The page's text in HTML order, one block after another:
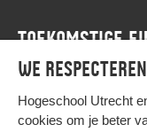
We
Hogeschool Utrecht
cookies om je beter
TOEKOMSTIGE